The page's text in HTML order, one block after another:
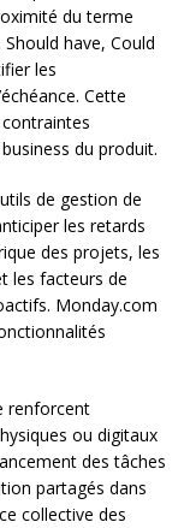
du terme
have, Could
les
Cette
du produit.
de gestion de
les retards
des projets, les
les facteurs de
Monday.com
renforcent
ou digitaux
des tâches
partagés dans
collective des